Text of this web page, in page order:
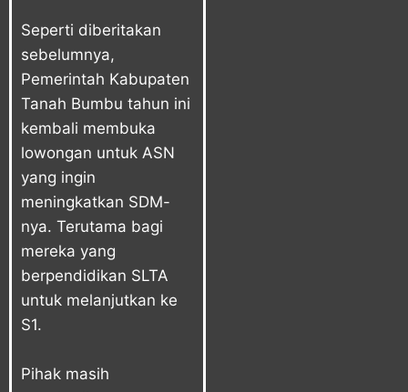
Seperti diberitakan
sebelumnya,
Pemerintah Kabupaten
Tanah Bumbu tahun ini
kembali membuka
lowongan untuk ASN
yang ingin
meningkatkan SDM-
nya. Terutama bagi
mereka yang
berpendidikan SLTA
untuk melanjutkan ke
S1.
Pihak masih